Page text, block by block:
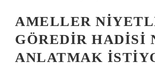
AMELLER
GÖREDIR HADISI
ANLATMAK